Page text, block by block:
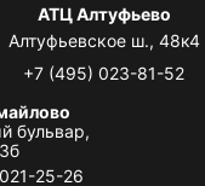
АТЦ Алтуфьево
Алтуфьевское ш., 48к4
+7 (495) 023-81-52
бульвар,
25-26